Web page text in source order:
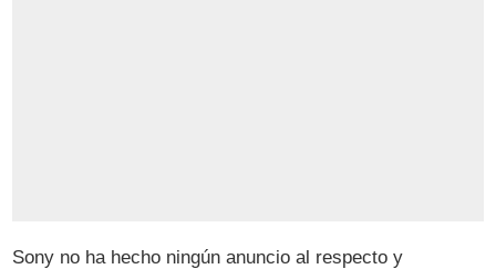
Sony no ha hecho ningún anuncio al respecto y